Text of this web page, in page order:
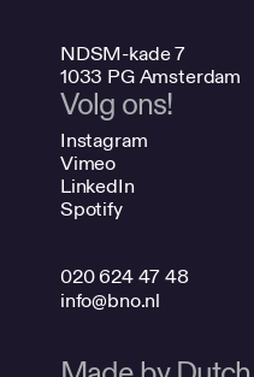
NDSM-kade 7
1033 PG Amsterdam
Volg ons!
Instagram
Vimeo
LinkedIn
Spotify
020 624 47 48
info@bno.nl